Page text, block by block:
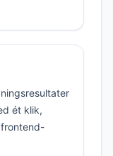
ét klik,